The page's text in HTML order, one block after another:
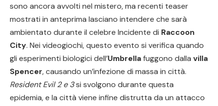
sono ancora avvolti nel mistero, ma recenti teaser
mostrati in anteprima lasciano intendere che sarà
ambientato durante il celebre Incidente di Raccoon
City. Nei videogiochi, questo evento si verifica quando
gli esperimenti biologici dell’Umbrellafuggono dalla villa
Spencer, causando un’infezione di massa in città.
Resident Evil 2 e 3si svolgono durante questa
epidemia, e la città viene infine distrutta da un attacco